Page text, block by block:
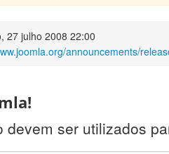
27 julho 2008 22:00
announcements/
ser utilizados